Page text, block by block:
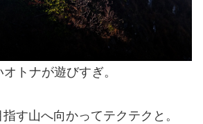
オトナが遊びすぎ。
す山へ向かってテクテクと。